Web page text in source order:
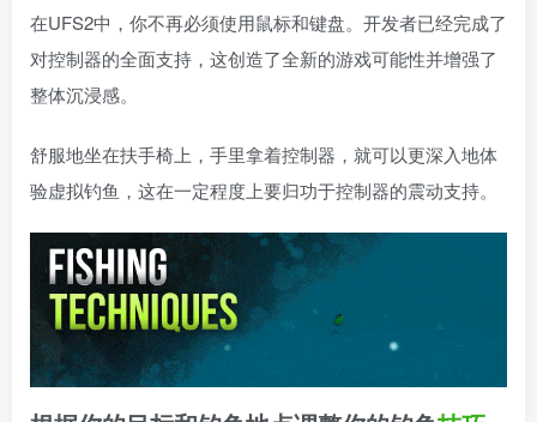
在UFS2中，你不再必须使用鼠标和键盘。开发者已经完成了
对控制器的全面支持，这创造了全新的游戏可能性并增强了
整体沉浸感。
舒服地坐在扶手椅上，手里拿着控制器，就可以更深入地体
验虚拟钓鱼，这在一定程度上要归功于控制器的震动支持。